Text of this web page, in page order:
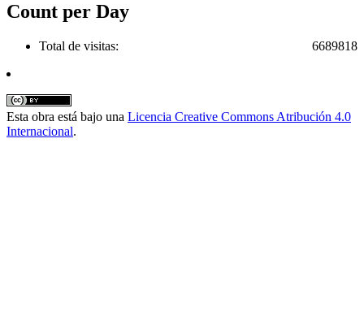
Count per Day
6689818
Total de visitas:
Esta obra está bajo una Licencia Creative Commons Atribución 4.0
Internacional.